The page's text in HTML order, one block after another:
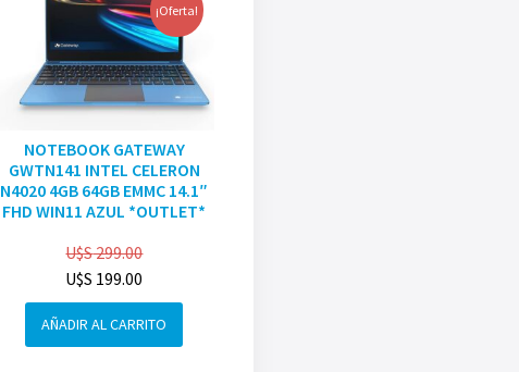
¡Oferta!
NOTEBOOK GATEWAY
GWTN141 INTEL CELERON
N4020 4GB 64GB EMMC 14.1″
FHD WIN11 AZUL *OUTLET*
U$S299.00
U$S 199.00
AÑADIR AL CARRITO